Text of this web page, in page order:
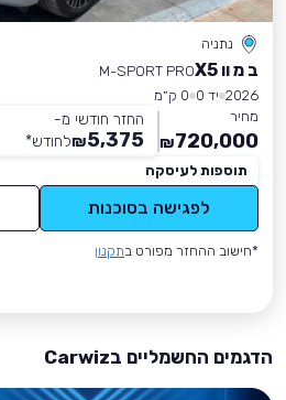
נתניה
ב מ וו X5
M-SPORT PRO
2026 יד 0
0 ק״מ
מחיר
720,000
₪
החזר חודשי מ-
5,375
₪לחודש*
תוספות לעיסקה
לפגישה בסוכנות
*חישוב ההחזר מפורט בתקנון
הדגמים החשמליים בCarwiz